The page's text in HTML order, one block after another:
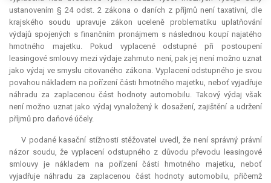
ustanovením § 24 odst. 2 zákona o daních z příjmů nenítaxativní, dle
krajského soudu upravuje zákon uceleně problematiku uplatňování
výdajů spojených s finančním pronájmem s následnou koupí najatého
hmotného majetku. Pokud vyplacené odstupné při postoupení
leasingové smlouvy mezi výdaje zahrnuto není, pak jej není možno uznat
jako výdaj ve smyslu citovaného zákona. Vyplacení odstupného je svou
povahou nákladem na pořízení části hmotného majetku, neboť vyjadřuje
náhradu za zaplacenou část hodnoty automobilu. Takový výdaj však
není možno uznat jako výdaj vynaložený k dosažení, zajištění a udržení
příjmů pro daňové účely.
V podané kasační stížnosti stěžovatel uvedl, že není správný právní
názor soudu, že vyplacení odstupného z důvodu převodu leasingové
smlouvy je nákladem na pořízení části hmotného majetku, neboť
vyjadřuje náhradu za zaplacenou část hodnoty automobilu, přičemž